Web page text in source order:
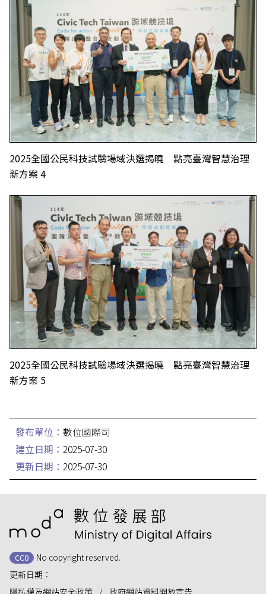
2025全國公民科技試驗場域決選揭曉 點亮臺灣智慧治理
新方案 4
2025全國公民科技試驗場域決選揭曉 點亮臺灣智慧治理
新方案 5
發布單位：數位國際司
建立日期：2025-07-30
更新日期：2025-07-30
CC0
No copyright reserved.
更新日期：